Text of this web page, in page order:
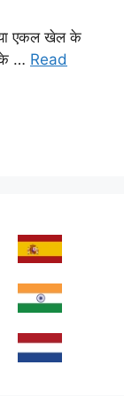
एकल खेल के
के … Read